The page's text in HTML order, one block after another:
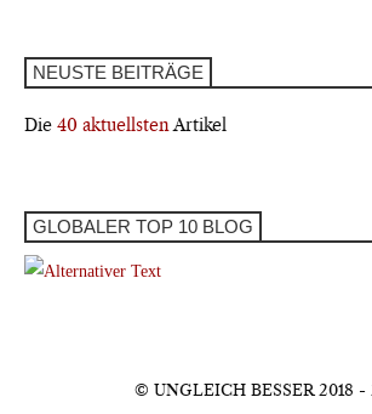
NEUSTE BEITRÄGE
Die 40 aktuellsten Artikel
GLOBALER TOP 10 BLOG
© UNGLEICH BESSER 2018 -